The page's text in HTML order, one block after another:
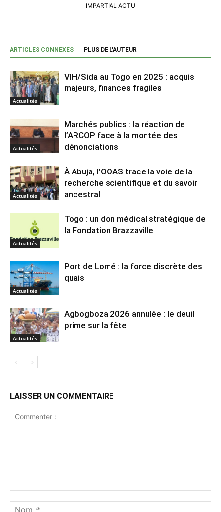
IMPARTIAL ACTU
ARTICLES CONNEXES PLUS DE L'AUTEUR
Actualités
VIH/Sida au Togo en 2025 : acquis
majeurs, finances fragiles
Actualités
Marchés publics : la réaction de
l’ARCOP face à la montée des
dénonciations
Actualités
À Abuja, l’OOAS trace la voie de la
recherche scientifique et du savoir
ancestral
Actualités
Togo : un don médical stratégique de
la Fondation Brazzaville
Actualités
Port de Lomé : la force discrète des
quais
Actualités
Agbogboza 2026 annulée : le deuil
prime sur la fête
LAISSER UN COMMENTAIRE